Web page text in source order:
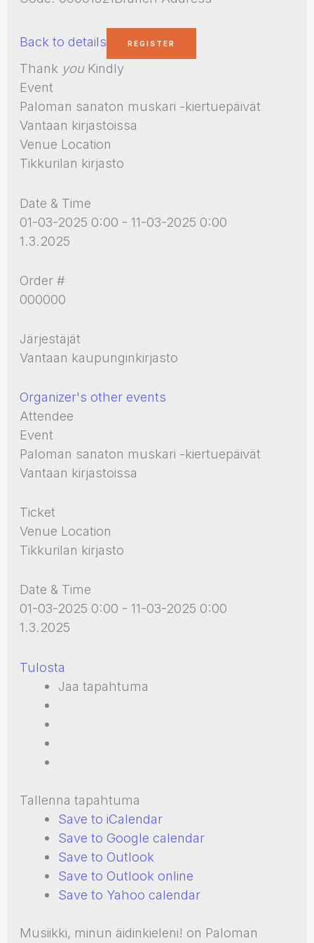
Back to details
Thank youKindly
Event
Paloman sanaton muskari -kiertuepäivät
Vantaan kirjastoissa
Venue Location
Tikkurilan kirjasto
Date & Time
01-03-2025 0:00 - 11-03-2025 0:00
1.3.2025
Order #
000000
Järjestäjät
Vantaan kaupunginkirjasto
Organizer's other events
Attendee
Event
Paloman sanaton muskari -kiertuepäivät
Vantaan kirjastoissa
Ticket
Venue Location
Tikkurilan kirjasto
Date & Time
01-03-2025 0:00 - 11-03-2025 0:00
1.3.2025
Tulosta
Jaa tapahtuma
Tallenna tapahtuma
Save to iCalendar
Save to Google calendar
Save to Outlook
Save to Outlook online
Save to Yahoo calendar
Musiikki, minun äidinkieleni! on Paloman